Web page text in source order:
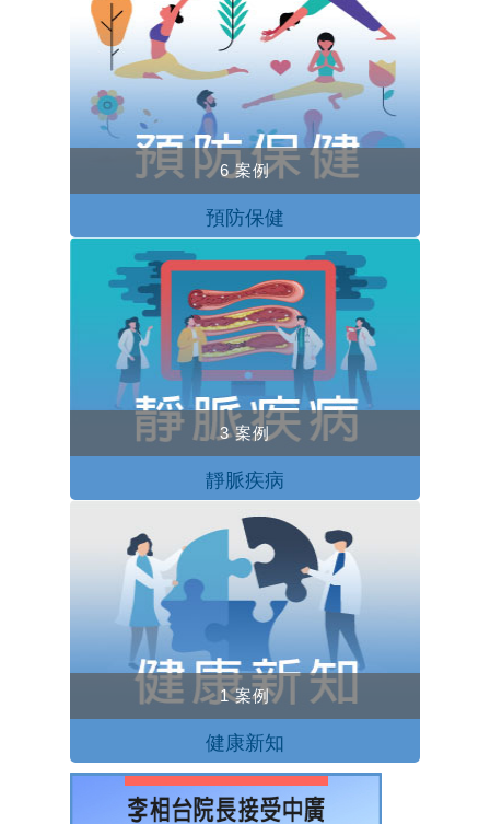
6 案例
預防保健
3 案例
靜脈疾病
1 案例
健康新知